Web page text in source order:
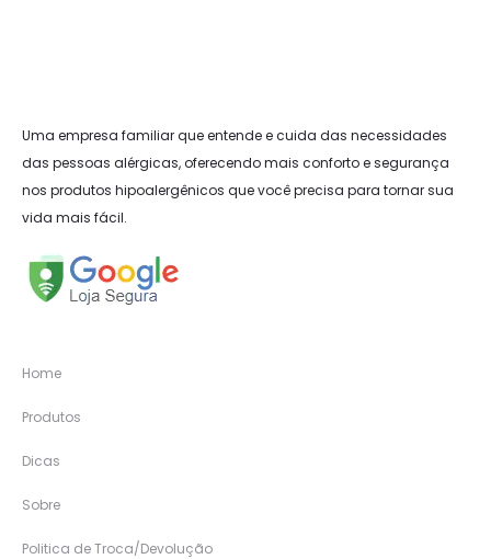
Uma empresa familiar que entende e cuida das necessidades
das pessoas alérgicas, oferecendo mais conforto e segurança
nos produtos hipoalergênicos que você precisa para tornar sua
vida mais fácil.
Home
Produtos
Dicas
Sobre
Politica de Troca/Devolução